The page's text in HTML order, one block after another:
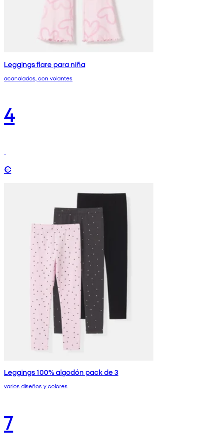
Leggings flare para niña
acanalados, con volantes
4
€
Leggings 100% algodón pack de 3
varios diseños y colores
7